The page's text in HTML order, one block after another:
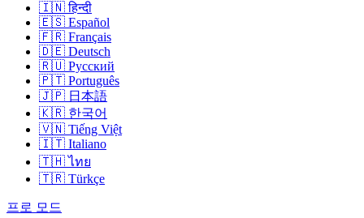
🇮🇳 हिन्दी
🇪🇸 Español
🇫🇷 Français
🇩🇪 Deutsch
🇷🇺 Русский
🇵🇹 Português
🇯🇵 日本語
🇰🇷 한국어
🇻🇳 Tiếng Việt
🇮🇹 Italiano
🇹🇭 ไทย
🇹🇷 Türkçe
프로 모드